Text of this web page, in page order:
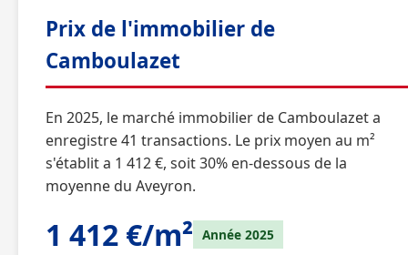
Prix de l'immobilier de
Camboulazet
En 2025, le marché immobilier de Camboulazet a
enregistre 41 transactions. Le prix moyen au m²
s'établit a 1 412 €, soit 30% en-dessous de la
moyenne du Aveyron.
1 412 €/m² Année 2025